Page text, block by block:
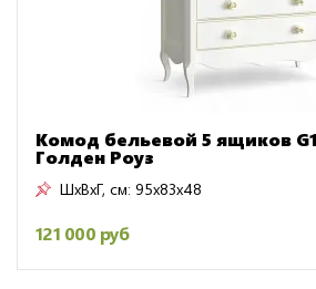
Комод бельевой 5 ящиков
Голден Роуз
ШxВxГ, см: 95x83x48
121 000 руб